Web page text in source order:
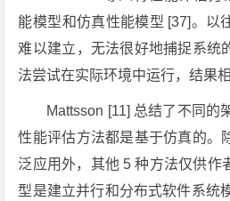
能模型和仿真性能模型 [37]。以
难以建立，无法很好地捕捉系统
法尝试在实际环境中运行，结果相
Mattsson [11] 总结了不同的
性能评估方法都是基于仿真的。
泛应用外，其他 5 种方法仅供作
型是建立并行和分布式软件系统